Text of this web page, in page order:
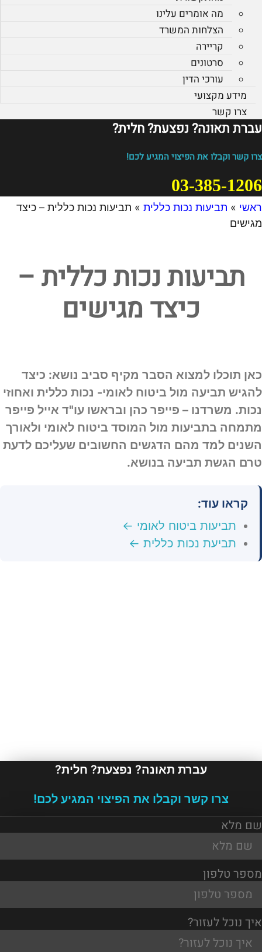
מה אומרים עלינו
הצלחות המשרד
קריירה
סרטונים
עורכי הדין
מידע מקצועי
צרו קשר
עברת תאונה? נפצעת? חלית?​
צרו קשר וקבלו את הפיצוי המגיע לכם!
03-385-1206
ראשי » תביעות נכות כללית » תביעות נכות כללית – כיצד
מגישים
תביעות נכות כללית –
כיצד מגישים
כאן תוכלו למצוא הסבר מקיף סביב נושא: כיצד
להגיש תביעה מול ביטוח לאומי- נכות כללית ואחוזי
נכות. משרדנו – פייפר כהן ובראשו עו"ד אייל פייפר
מתמחה בתביעות מול המוסד ביטוח לאומי ולאורך
השנים למד מהם הדגשים החשובים שעליכם לדעת
טרם הגשת תביעה בנושא.
קראו עוד:
תביעות ביטוח לאומי ←
תביעת נכות כללית ←
עברת תאונה? נפצעת? חלית?
צרו קשר וקבלו את הפיצוי המגיע לכם!
שם מלא
מספר טלפון
איך נוכל לעזור?